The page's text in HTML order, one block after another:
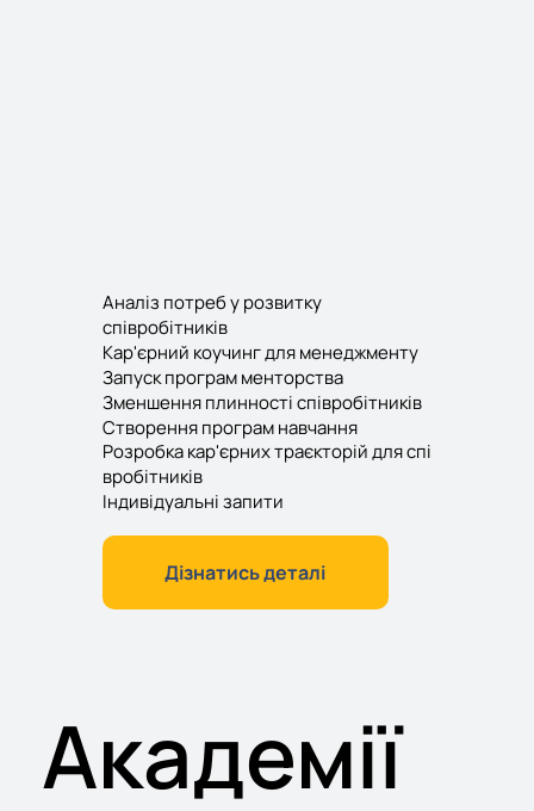
Аналіз потреб у розвитку
співробітників
Кар'єрний коучинг для менеджменту
Запуск програм менторства
Зменшення плинності співробітників
Створення програм навчання
Розробка кар'єрних траєкторій для спі
вробітників
Індивідуальні запити
Дізнатись деталі
Академії